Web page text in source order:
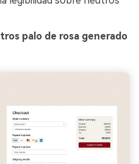
palo de rosa generado